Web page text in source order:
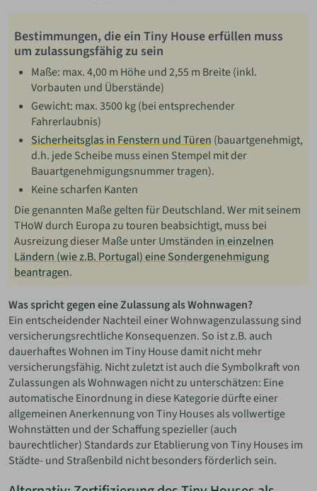
Bestimmungen, die ein Tiny House erfüllen muss
um zulassungsfähig zu sein
Maße: max. 4,00 m Höhe und 2,55 m Breite (inkl.
Vorbauten und Überstände)
Gewicht: max. 3500 kg (bei entsprechender
Fahrerlaubnis)
Sicherheitsglas in Fenstern und Türen (bauartgenehmigt,
d.h. jede Scheibe muss einen Stempel mit der
Bauartgenehmigungsnummer tragen).
Keine scharfen Kanten
Die genannten Maße gelten für Deutschland. Wer mit seinem
THoW durch Europa zu touren beabsichtigt, muss bei
Ausreizung dieser Maße unter Umständen in einzelnen
Ländern (wie z.B. Portugal) eine Sondergenehmigung
beantragen.
Was spricht gegen eine Zulassung als Wohnwagen?
Ein entscheidender Nachteil einer Wohnwagenzulassung sind
versicherungsrechtliche Konsequenzen. So ist z.B. auch
dauerhaftes Wohnen im Tiny House damit nicht mehr
versicherungsfähig. Nicht zuletzt ist auch die Symbolkraft von
Zulassungen als Wohnwagen nicht zu unterschätzen: Eine
automatische Einordnung in diese Kategorie dürfte einer
allgemeinen Anerkennung von Tiny Houses als vollwertige
Wohnstätten und der Schaffung spezieller (auch
baurechtlicher) Standards zur Etablierung von Tiny Houses im
Städte- und Straßenbild nicht besonders förderlich sein.